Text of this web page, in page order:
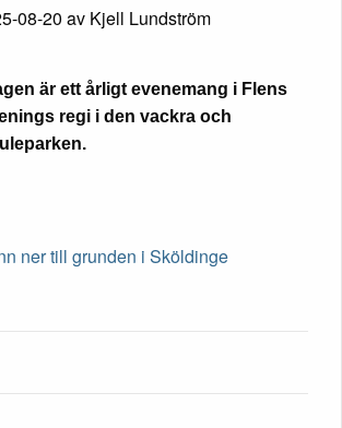
08-20 av Kjell Lundström
är ett årligt evenemang i Flens
regi i den vackra och
ner till grunden i Sköldinge